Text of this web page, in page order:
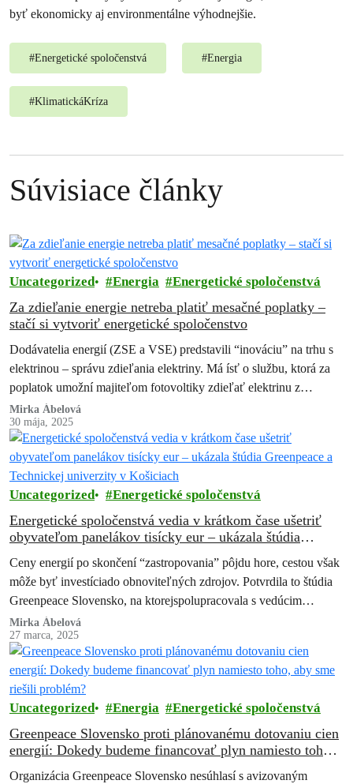
byť ekonomicky aj environmentálne výhodnejšie.
#Energetické spoločenstvá #Energia
#KlimatickáKríza
Súvisiace články
Uncategorized Energia Energetické spoločenstvá
Za zdieľanie energie netreba platiť mesačné poplatky –
stačí si vytvoriť energetické spoločenstvo
Dodávatelia energií (ZSE a VSE) predstavili “inováciu” na trhu s
elektrinou – správu zdieľania elektriny. Má ísť o službu, ktorá za
poplatok umožní majiteľom fotovoltiky zdieľať elektrinu z
obnoviteľných zdrojov…
Mirka Ábelová
30 mája, 2025
Uncategorized Energetické spoločenstvá
Energetické spoločenstvá vedia v krátkom čase ušetriť
obyvateľom panelákov tisícky eur – ukázala štúdia
Greenpeace a Technickej univerzity v Košiciach
Ceny energií po skončení “zastropovania” pôjdu hore, cestou však
môže byť investíciado obnoviteľných zdrojov. Potvrdila to štúdia
Greenpeace Slovensko, na ktorejspolupracovala s vedúcim
Katedry obnoviteľných zdrojov z Technickej univerzity
vKošiciach…
Mirka Ábelová
27 marca, 2025
Uncategorized Energia Energetické spoločenstvá
Greenpeace Slovensko proti plánovanému dotovaniu cien
energií: Dokedy budeme financovať plyn namiesto toho,
aby sme riešili problém?
Organizácia Greenpeace Slovensko nesúhlasí s avizovaným